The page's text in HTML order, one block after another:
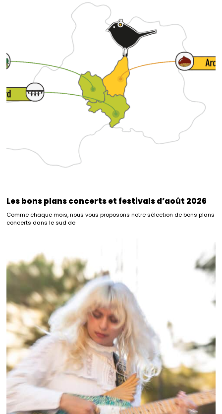
Les bons plans concerts et festivals d’août 2026
Comme chaque mois, nous vous proposons notre sélection de bons plans
concerts dans le sud de